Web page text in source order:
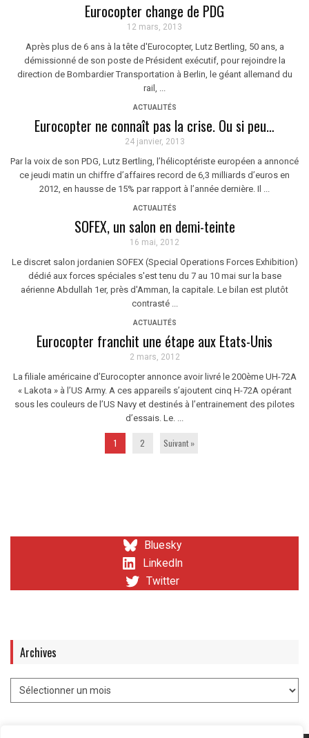
Eurocopter change de PDG
12 mars, 2013
Après plus de 6 ans à la tête d'Eurocopter, Lutz Bertling, 50 ans, a
démissionné de son poste de Président exécutif, pour rejoindre la
direction de Bombardier Transportation à Berlin, le géant allemand du
rail, ...
ACTUALITÉS
Eurocopter ne connaît pas la crise. Ou si peu…
24 janvier, 2013
Par la voix de son PDG, Lutz Bertling, l’hélicoptériste européen a annoncé
ce jeudi matin un chiffre d’affaires record de 6,3 milliards d’euros en
2012, en hausse de 15% par rapport à l’année dernière. Il ...
ACTUALITÉS
SOFEX, un salon en demi-teinte
16 mai, 2012
Le discret salon jordanien SOFEX (Special Operations Forces Exhibition)
dédié aux forces spéciales s'est tenu du 7 au 10 mai sur la base
aérienne Abdullah 1er, près d'Amman, la capitale. Le bilan est plutôt
contrasté ...
ACTUALITÉS
Eurocopter franchit une étape aux Etats-Unis
2 mars, 2012
La filiale américaine d’Eurocopter annonce avoir livré le 200ème UH-72A
« Lakota » à l’US Army. A ces appareils s’ajoutent cinq H-72A opérant
sous les couleurs de l’US Navy et destinés à l’entrainement des pilotes
d’essais. Le. ...
1 2 Suivant »
Bluesky
LinkedIn
Twitter
Archives